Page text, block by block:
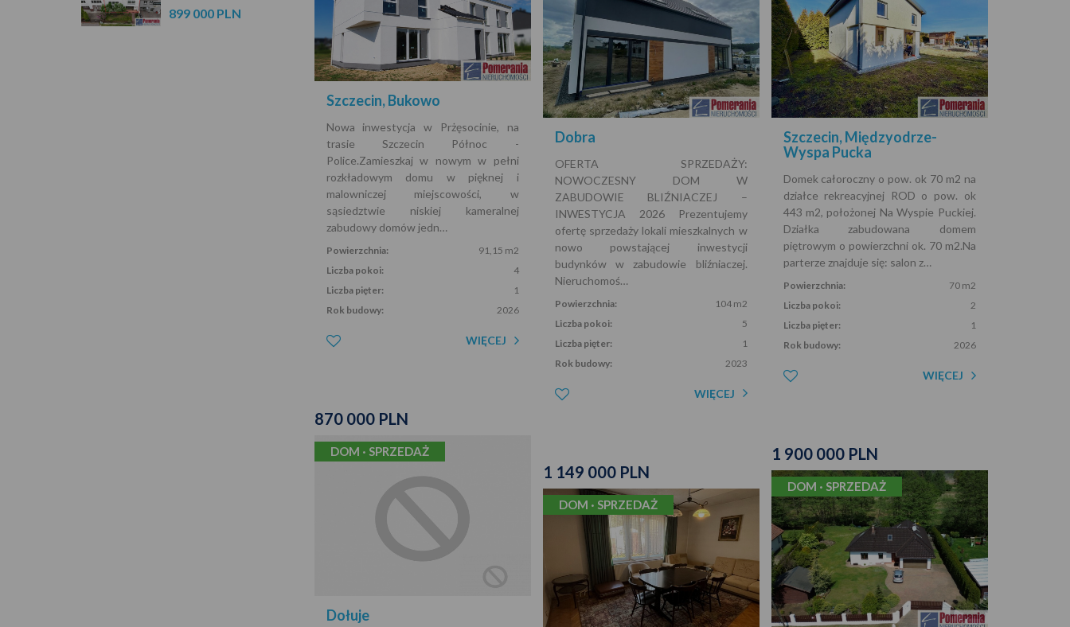
899 000 PLN
Szczecin, Bukowo
Nowa inwestycja w Prżęsocinie, na
trasie Szczecin Północ -
Police.Zamieszkaj w nowym w pełni
rozkładowym domu w pięknej i
malowniczej miejscowości, w
sąsiedztwie niskiej kameralnej
zabudowy domów jedn…
Powierzchnia:
91,15 m2
Liczba pokoi:
4
Liczba pięter:
1
Rok budowy:
2026
WIĘCEJ
Dobra
OFERTA SPRZEDAŻY:
NOWOCZESNY DOM W
ZABUDOWIE BLIŹNIACZEJ –
INWESTYCJA 2026 Prezentujemy
ofertę sprzedaży lokali mieszkalnych w
nowo powstającej inwestycji
budynków w zabudowie bliźniaczej.
Nieruchomoś…
Powierzchnia:
104 m2
Liczba pokoi:
5
Liczba pięter:
1
Rok budowy:
2023
WIĘCEJ
Szczecin, Międzyodrze-
Wyspa Pucka
Domek całoroczny o pow. ok 70 m2 na
działce rekreacyjnej ROD o pow. ok
443 m2, położonej Na Wyspie Puckiej.
Działka zabudowana domem
piętrowym o powierzchni ok. 70 m2.Na
parterze znajduje się: salon z…
Powierzchnia:
70 m2
Liczba pokoi:
2
Liczba pięter:
1
Rok budowy:
2026
WIĘCEJ
870 000 PLN
DOM · SPRZEDAŻ
Dołuje
1 900 000 PLN
DOM · SPRZEDAŻ
1 149 000 PLN
DOM · SPRZEDAŻ